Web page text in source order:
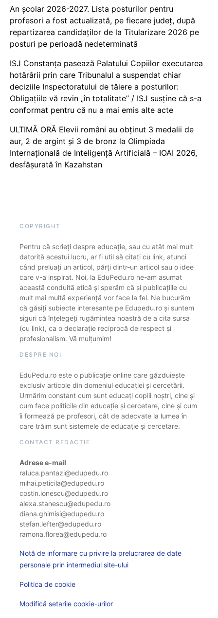
An școlar 2026-2027. Lista posturilor pentru
profesori a fost actualizată, pe fiecare județ, după
repartizarea candidaților de la Titularizare 2026 pe
posturi pe perioadă nedeterminată
ISJ Constanța pasează Palatului Copiilor executarea
hotărârii prin care Tribunalul a suspendat chiar
deciziile Inspectoratului de tăiere a posturilor:
Obligațiile vă revin „în totalitate” / ISJ susține că s-a
conformat pentru că nu a mai emis alte acte
ULTIMĂ ORĂ Elevii români au obținut 3 medalii de
aur, 2 de argint și 3 de bronz la Olimpiada
Internațională de Inteligență Artificială – IOAI 2026,
desfășurată în Kazahstan
COPYRIGHT
Pentru că scrieți despre educație, sau cu atât mai mult
datorită acestui lucru, ar fi util să citați cu link, atunci
când preluați un articol, părți dintr-un articol sau o idee
care v-a inspirat. Noi, la EduPedu.ro ne-am asumat
această conduită etică și sperăm că și publicațiile cu
mult mai multă experiență vor face la fel. Ne bucurăm
că găsiți subiecte interesante pe Edupedu.ro și suntem
siguri că înțelegeți rugămintea noastră de a cita sursa
(cu link), ca o declarație reciprocă de respect și
profesionalism. Vă mulțumim!
DESPRE NOI
EduPedu.ro este o publicație online care găzduiește
exclusiv articole din domeniul educației și cercetării.
Urmărim constant cum sunt educați copiii noștri, cine și
cum face politicile din educație și cercetare, cine și cum
îi formează pe profesori, cât de adecvate la lumea în
care trăim sunt sistemele de educație și cercetare.
CONTACT REDACȚIE
Adrese e-mail
raluca.pantazi@edupedu.ro
mihai.peticila@edupedu.ro
costin.ionescu@edupedu.ro
alexa.stanescu@edupedu.ro
diana.ghimisi@edupedu.ro
stefan.lefter@edupedu.ro
ramona.florea@edupedu.ro
Notă de informare cu privire la prelucrarea de date
personale prin intermediul site-ului
Politica de cookie
Modifică setarile cookie-urilor